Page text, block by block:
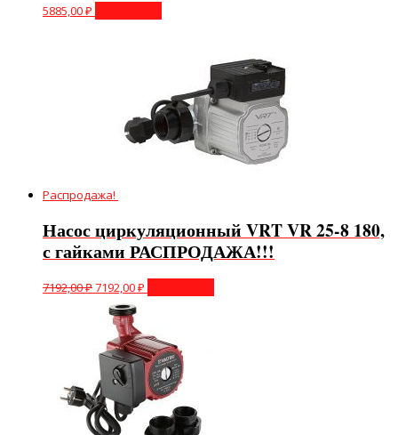
5885,00₽
Распродажа!
Насос циркуляционный VRT VR 25-8 180,
с гайками РАСПРОДАЖА!!!
7192,00₽7192,00₽